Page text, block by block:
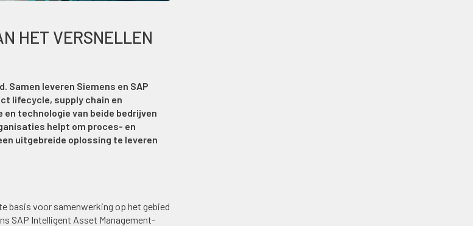
HET VERSNELLEN
Samen leveren Siemens en SAP
lifecycle, supply chain en
technologie van beide bedrijven
helpt om proces- en
uitgebreide oplossing te leveren
basis voor samenwerking op het gebied
SAP Intelligent Asset Management-